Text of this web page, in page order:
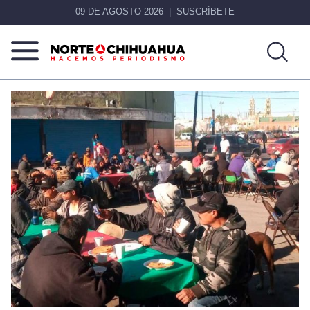
09 DE AGOSTO 2026 SUSCRÍBETE
Norte
De
Chihuahua
Más
que
noticias,
hacemos periodismo